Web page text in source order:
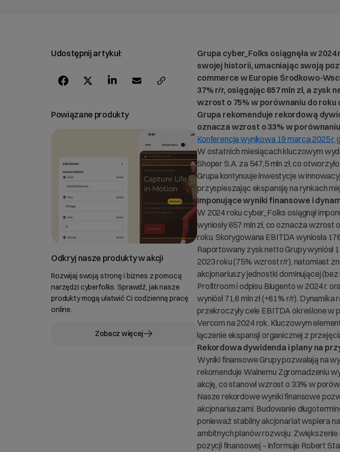
Udostępnij artykuł:
Powiązane produkty
Odkryj nasze produkty w akcji
Rozwijaj swoją stronę i biznes z pomocą
narzędzi cyberfolks. Sprawdź, jak nasze
produkty mogą ułatwić Ci codzienną pracę
online.
Zobacz więcej
Grupa cyber_Folks osiągnęła w
swojej historii, umacniając swoją
commerce w Europie Środkowo-
37% r/r, osiągając 657 mln zł, a zysk
wzrost o 75% w porównaniu do
Grupa rekomenduje rekordową
oznacza wzrost o 33% w
Konferencja wynikowa 19 marca 2025 r.
W ostatnich miesiącach kluczowym
Shoper S.A. za 547,5 mln zł, co
Grupa kontynuuje inwestycje w
przyspieszając ekspansję na rynkach
Imponujące wyniki finansowe i
W 2024 roku cyber_Folks osiągnął
wyniosły 657 mln zł, co oznacza wzrost
roku. Skorygowana EBITDA wyniosła
Raportowany zysk netto Grupy wyniósł
2023 roku (75% wzrost r/r), natomiast
akcjonariuszy jednostki dominującej
Profitroom i odpisu Blugento w 2024 r.
wyniósł 71,6 mln zł (+61% r/r).
przekroczyły cele EBITDA określone w
Vercom na 2024 rok. Kluczowym
łączenie ekspansji organicznej z
Rekordowa dywidenda i plany na
Wyniki finansowe Grupy pozwalają na
rekomenduje Walnemu Zgromadzeniu
akcję, co stanowi wzrost o 33% w
Nasze rekordowe wyniki finansowe
akcjonariuszami. Budowanie
ponieważ stabilny akcjonariat wspiera
ambitnych planów rozwoju.
pozycji finansowej – informuje Robert